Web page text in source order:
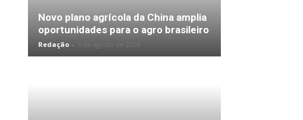
Novo plano agrícola da China amplia
oportunidades para o agro brasileiro
Redação -